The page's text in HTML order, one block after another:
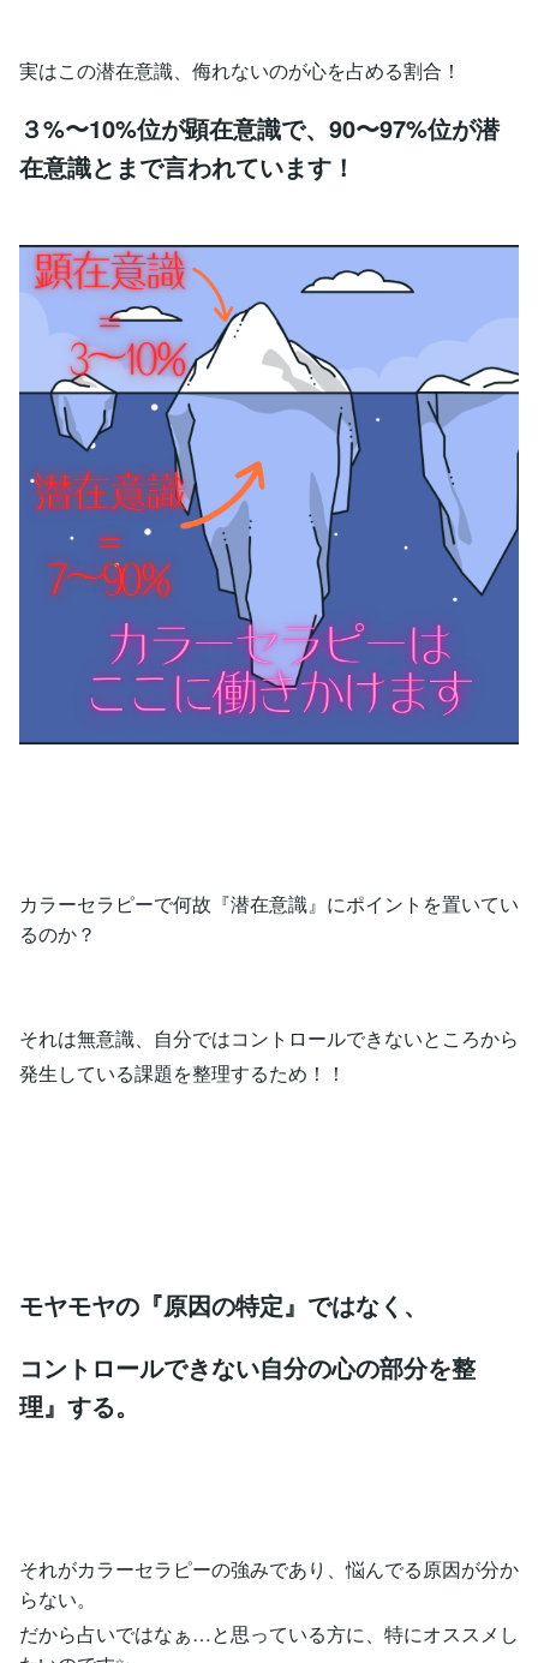
実はこの潜在意識、侮れないのが心を占める割合！
３%〜10%位が顕在意識で、90〜97%位が潜
在意識とまで言われています！
カラーセラピーで何故『潜在意識』にポイントを置いてい
るのか？
それは無意識、自分ではコントロールできないところから
発生している課題を整理するため！！
モヤモヤの『原因の特定』ではなく、
コントロールできない自分の心の部分を整
理』する。
それがカラーセラピーの強みであり、悩んでる原因が分か
らない。
だから占いではなぁ…と思っている方に、特にオススメし